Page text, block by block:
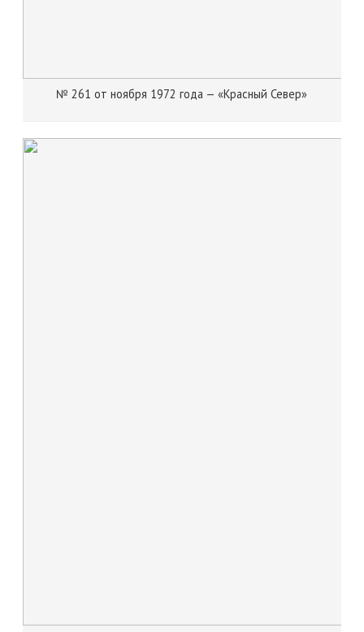
№ 261 от ноября 1972 года — «Красный Север»